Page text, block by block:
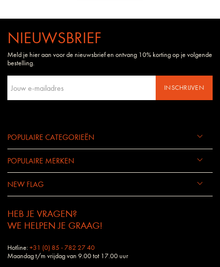
kappers op meerdere kanalen - van YouTube tot Facebook en Instagram tot
webinars en seminars in de salon.
Daarom begrijpen wij uw wensen en eisen als geen ander bedrijf.
NIEUWSBRIEF
Meld je hier aan voor de nieuwsbrief en ontvang 10% korting op je volgende
bestelling.
INSCHRIJVEN
POPULAIRE CATEGORIEËN
POPULAIRE MERKEN
NEW FLAG
HEB JE VRAGEN?
WE HELPEN JE GRAAG!
Hotline:+31 (0) 85 - 782 27 40
Maandag t/m vrijdag van 9.00 tot 17.00 uur